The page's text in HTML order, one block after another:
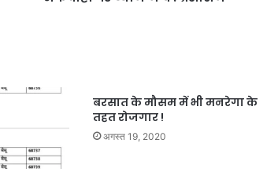
बरसात के मौसम में भी मनरेगा के
तहत रोजगार !
अगस्त 19, 2020